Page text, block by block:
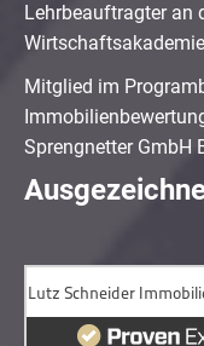
Lehrbeauftragter an
Mitglied im
Sprengnetter GmbH